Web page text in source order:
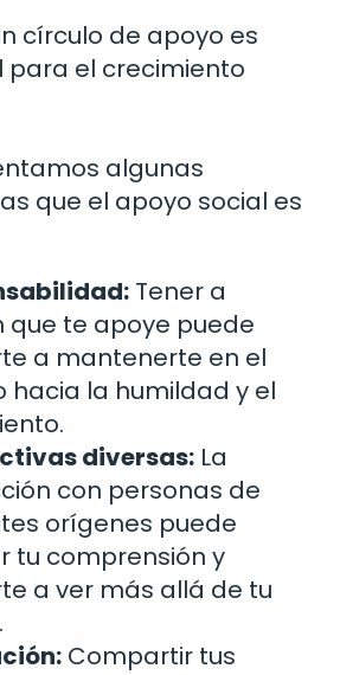
círculo de apoyo es
el crecimiento
algunas
que el apoyo social es
Tener a
que te apoye puede
a mantenerte en el
hacia la humildad y el
diversas: La
con personas de
orígenes puede
tu comprensión y
a ver más allá de tu
Compartir tus